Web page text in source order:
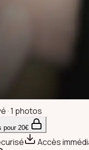
· 1 photos
pour 20€
Accès